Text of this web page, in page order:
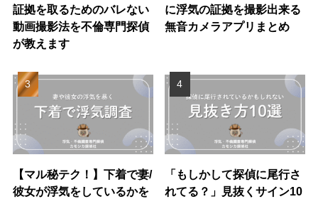
証拠を取るためのバレない
動画撮影法を不倫専門探偵
が教えます
に浮気の証拠を撮影出来る
無音カメラアプリまとめ
【マル秘テク！】下着で妻/
彼女が浮気をしているかを
「もしかして探偵に尾行さ
れてる？」見抜くサイン10